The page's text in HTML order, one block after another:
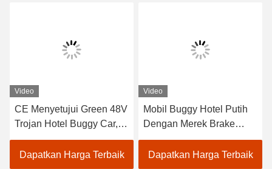
Video
CE Menyetujui Green 48V
Trojan Hotel Buggy Car, 2
Seats Electric Utility Golf
Carts
Dapatkan Harga Terbaik
Video
Mobil Buggy Hotel Putih
Dengan Merek Brake
Elektromagnetik Merek
ADC
Dapatkan Harga Terbaik